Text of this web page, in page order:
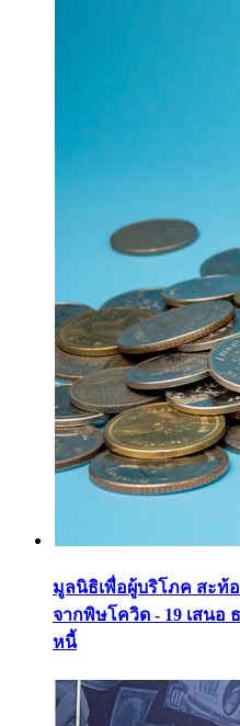
มูลนิธิเพื่อผู้บริโภค สะท้
จากพิษโควิด - 19 เสนอ
หนี้